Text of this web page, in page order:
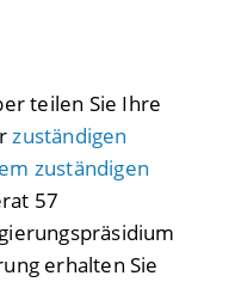
teilen Sie Ihre
zuständigen
zuständigen
57
erhalten Sie